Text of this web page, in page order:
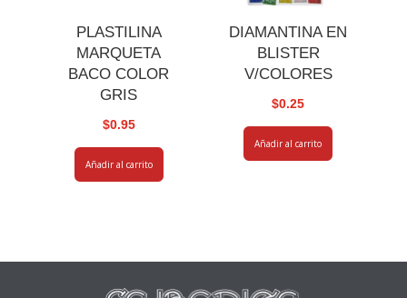
PLASTILINA
MARQUETA
BACO COLOR
GRIS
$0.95
Añadir al carrito
DIAMANTINA EN
BLISTER
V/COLORES
$0.25
Añadir al carrito